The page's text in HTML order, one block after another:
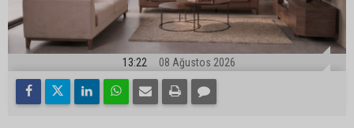
13:22 08 Ağustos 2026